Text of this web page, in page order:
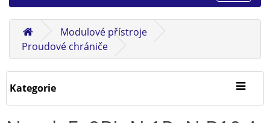
Modulové přístroje
Proudové chrániče
Kategorie